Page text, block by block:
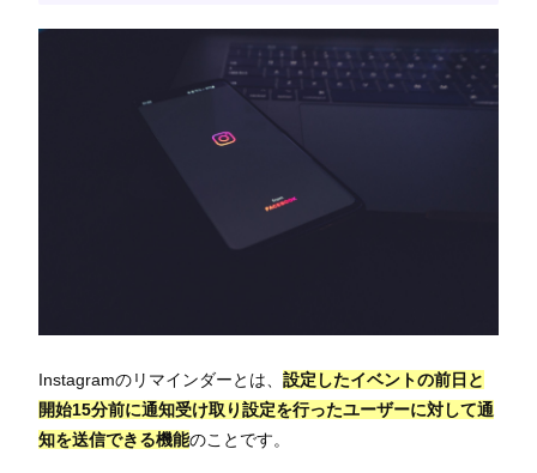
Instagramのリマインダーとは、 設定したイベントの前日と
開始15分前に通知受け取り設定を行ったユーザーに対して通
知を送信できる機能のことです。